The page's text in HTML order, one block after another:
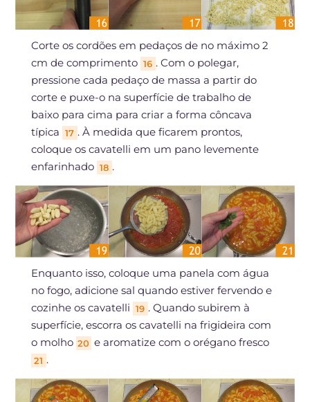
Corte os cordões em pedaços de no máximo 2
cm de comprimento 16 . Com o polegar,
pressione cada pedaço de massa a partir do
corte e puxe-o na superfície de trabalho de
baixo para cima para criar a forma côncava
típica 17 . À medida que ficarem prontos,
coloque os cavatelli em um pano levemente
enfarinhado 18 .
Enquanto isso, coloque uma panela com água
no fogo, adicione sal quando estiver fervendo e
cozinhe os cavatelli 19 . Quando subirem à
superfície, escorra os cavatelli na frigideira com
o molho 20 e aromatize com o orégano fresco
21 .